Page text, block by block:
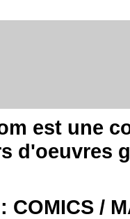
est une
d'oeuvres
: COMICS /